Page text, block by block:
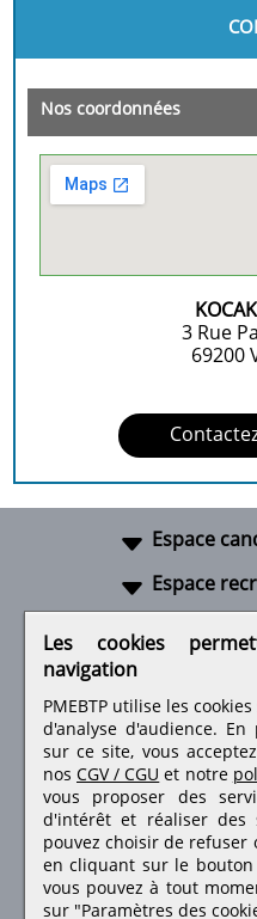
Nos coordonnées
3 Rue
69200
Espace
Espace
Retrouvez-nous
Les cookies
navigation
PMEBTP utilise les
d'analyse d'audience.
sur ce site, vous
nos CGV / CGU et notre
vous proposer des
d'intérêt et réaliser
pouvez choisir de refuser
en cliquant sur le bouton
vous pouvez à tout
sur "Paramètres des